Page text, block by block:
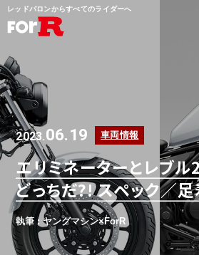
レッドバロンからすべてのライダーへ
2023.06.19 車両情報
エリミネーターとレブル
どっちだ?! スペック／
執筆 : ヤングマシン×ForR